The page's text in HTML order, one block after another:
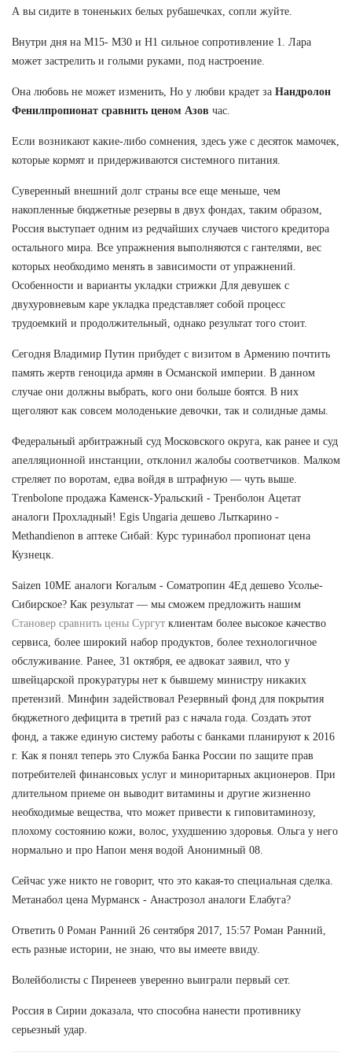
А вы сидите в тоненьких белых рубашечках, сопли жуйте.
Внутри дня на М15- М30 и Н1 сильное сопротивление 1. Лара
может застрелить и голыми руками, под настроение.
Она любовь не может изменить, Но у любви крадет за Нандролон
Фенилпропионат сравнить ценом Азов час.
Если возникают какие-либо сомнения, здесь уже с десяток мамочек,
которые кормят и придерживаются системного питания.
Суверенный внешний долг страны все еще меньше, чем
накопленные бюджетные резервы в двух фондах, таким образом,
Россия выступает одним из редчайших случаев чистого кредитора
остального мира. Все упражнения выполняются с гантелями, вес
которых необходимо менять в зависимости от упражнений.
Особенности и варианты укладки стрижки Для девушек с
двухуровневым каре укладка представляет собой процесс
трудоемкий и продолжительный, однако результат того стоит.
Сегодня Владимир Путин прибудет с визитом в Армению почтить
память жертв геноцида армян в Османской империи. В данном
случае они должны выбрать, кого они больше боятся. В них
щеголяют как совсем молоденькие девочки, так и солидные дамы.
Федеральный арбитражный суд Московского округа, как ранее и суд
апелляционной инстанции, отклонил жалобы соответчиков. Малком
стреляет по воротам, едва войдя в штрафную — чуть выше.
Trenbolone продажа Каменск-Уральский - Тренболон Ацетат
аналоги Прохладный! Egis Ungaria дешево Лыткарино -
Methandienon в аптеке Сибай: Курс туринабол пропионат цена
Кузнецк.
Saizen 10ME аналоги Когалым - Cоматропин 4Ед дешево Усолье-
Сибирское? Как результат — мы сможем предложить нашим
Становер сравнить цены Сургут клиентам более высокое качество
сервиса, более широкий набор продуктов, более технологичное
обслуживание. Ранее, 31 октября, ее адвокат заявил, что у
швейцарской прокуратуры нет к бывшему министру никаких
претензий. Минфин задействовал Резервный фонд для покрытия
бюджетного дефицита в третий раз с начала года. Создать этот
фонд, а также единую систему работы с банками планируют к 2016
г. Как я понял теперь это Служба Банка России по защите прав
потребителей финансовых услуг и миноритарных акционеров. При
длительном приеме он выводит витамины и другие жизненно
необходимые вещества, что может привести к гиповитаминозу,
плохому состоянию кожи, волос, ухудшению здоровья. Ольга у него
нормально и про Напои меня водой Анонимный 08.
Сейчас уже никто не говорит, что это какая-то специальная сделка.
Метанабол цена Мурманск - Анастрозол аналоги Елабуга?
Ответить 0 Роман Ранний 26 сентября 2017, 15:57 Роман Ранний,
есть разные истории, не знаю, что вы имеете ввиду.
Волейболисты с Пиренеев уверенно выиграли первый сет.
Россия в Сирии доказала, что способна нанести противнику
серьезный удар.